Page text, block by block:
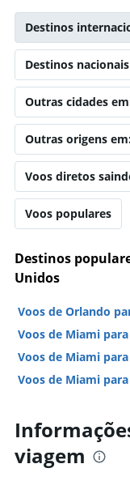
Destinos
Destinos
Outras cidades
Outras origens
Voos diretos
Voos populares
Destinos
Unidos
Voos de Orlando
Voos de Miami
Voos de Miami
Voos de Miami
viagem